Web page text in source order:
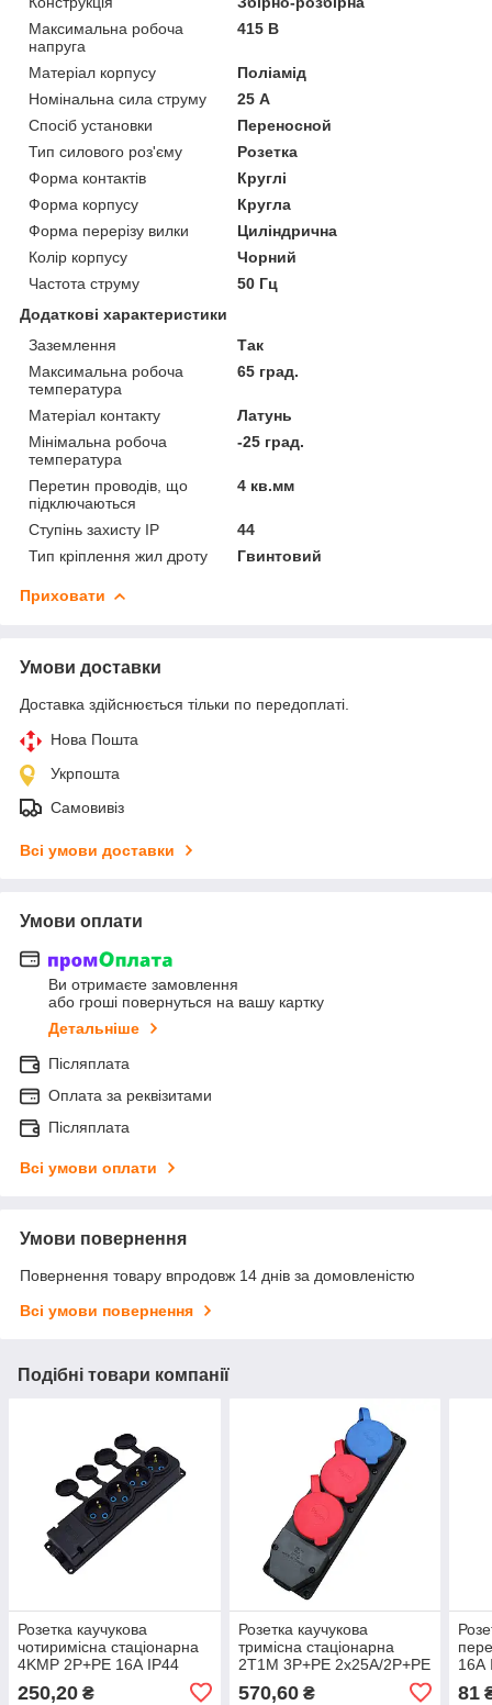
Максимальна робоча
напруга
415 В
Матеріал корпусу
Поліамід
Номінальна сила струму
25 А
Спосіб установки
Переносной
Тип силового роз'єму
Розетка
Форма контактів
Круглі
Форма корпусу
Кругла
Форма перерізу вилки
Циліндрична
Колір корпусу
Чорний
Частота струму
50 Гц
Додаткові характеристики
Заземлення
Так
Максимальна робоча
температура
65 град.
Матеріал контакту
Латунь
Мінімальна робоча
температура
-25 град.
Перетин проводів, що
підключаються
4 кв.мм
Ступінь захисту IP
44
Тип кріплення жил дроту
Гвинтовий
Приховати
Умови доставки
Доставка здійснюється тільки по передоплаті.
Нова Пошта
Укрпошта
Самовивіз
Всі умови доставки
Умови оплати
Ви отримаєте замовлення
або гроші повернуться на вашу картку
Детальніше
Післяплата
Оплата за реквізитами
Післяплата
Всі умови оплати
Умови повернення
Повернення товару впродовж 14 днів за домовленістю
Всі умови повернення
Подібні товари компанії
Розетка каучукова
чотиримісна стаціонарна
4KMP 2Р+РЕ 16А IP44
250,20 ₴
Розетка каучукова
тримісна стаціонарна
2T1M 3Р+РЕ 2х25А/2Р+РЕ
570,60₴
16А
81